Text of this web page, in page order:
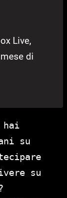
Live,
di
hai
su
su